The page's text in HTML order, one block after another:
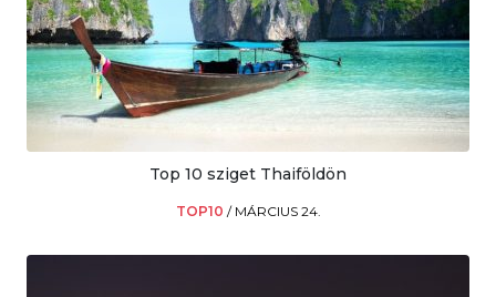
Top 10 sziget Thaiföldön
TOP10 / MÁRCIUS 24.